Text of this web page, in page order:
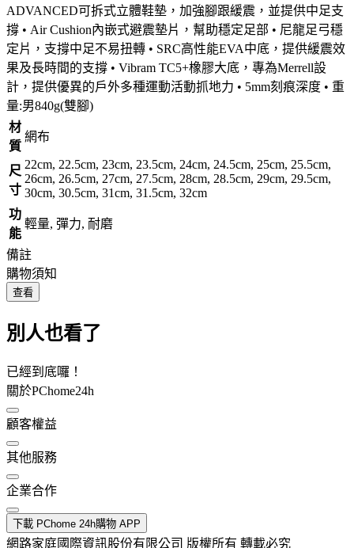
ADVANCED可拆式立體鞋墊，加強腳跟緩震，並提供中足支
撐 • Air Cushion內嵌式避震墊片，幫助穩定足部 • 尼龍足弓穩
定片，支撐中足不易扭轉 • SRC高性能EVA中底，提供緩震效
果及長時間的支撐 • Vibram TC5+橡膠大底，專為Merrell設
計，提供優異的戶外多種運動活動抓地力 • 5mm刻痕深度 • 重
量:男840g(雙腳)
材
質
網布
尺
寸
22cm, 22.5cm, 23cm, 23.5cm, 24cm, 24.5cm, 25cm, 25.5cm,
26cm, 26.5cm, 27cm, 27.5cm, 28cm, 28.5cm, 29cm, 29.5cm,
30cm, 30.5cm, 31cm, 31.5cm, 32cm
功
能
輕量, 彈力, 耐磨
備註
購物須知
查看
別人也看了
已經到底囉！
關於PChome24h
顧客權益
其他服務
企業合作
下載 PChome 24h購物 APP
網路家庭國際資訊股份有限公司 版權所有 轉載必究